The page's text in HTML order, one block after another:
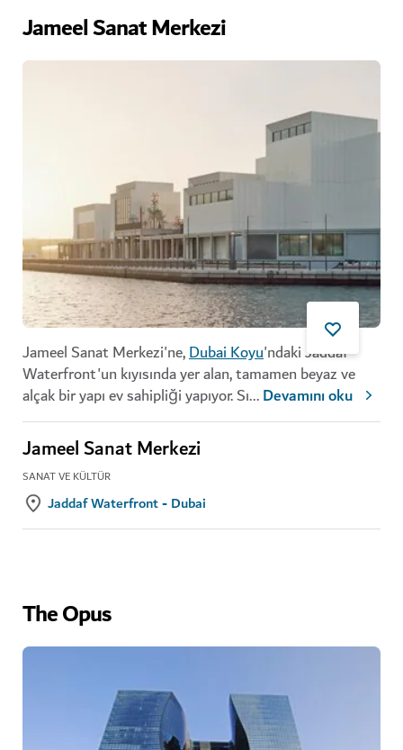
Jameel Sanat Merkezi
Jameel Sanat Merkezi'ne,Dubai Koyu'ndaki Jaddaf
Waterfront'un kıyısında yer alan, tamamen beyaz ve
alçak bir yapı ev sahipliği yapıyor. Sı...Devamını oku
Jameel Sanat Merkezi
SANAT VE KÜLTÜR
Jaddaf Waterfront - Dubai
The Opus